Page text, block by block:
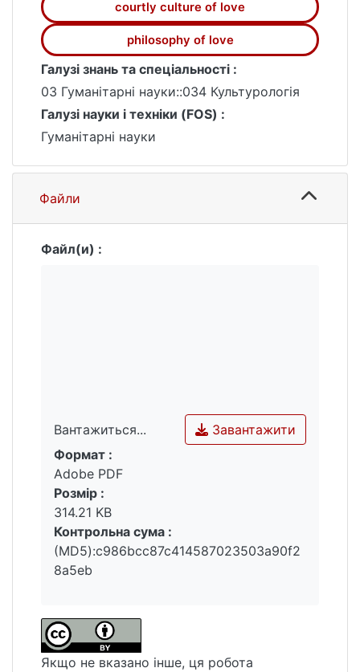
courtly culture of love
philosophy of love
Галузі знань та спеціальності :
03 Гуманітарні науки::034 Культурологія
Галузі науки і техніки (FOS) :
Гуманітарні науки
Файли
Файл(и) :
Вантажиться...
Вантажиться...
Завантажити
Формат :
Adobe PDF
Розмір :
314.21 KB
Контрольна сума :
(MD5):c986bcc87c414587023503a90f2
8a5eb
Якщо не вказано інше, ця робота